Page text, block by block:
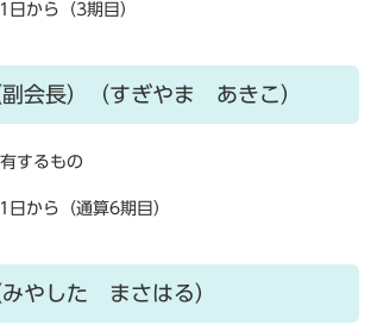
から（3期目）
会長）（すぎやま あきこ）
するもの
から（通算6期目）
やした まさはる）